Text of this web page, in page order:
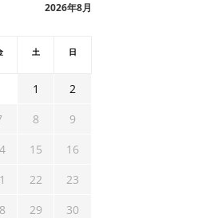
2026年8月
土 日
1
2
8
9
15
16
22
23
29
30